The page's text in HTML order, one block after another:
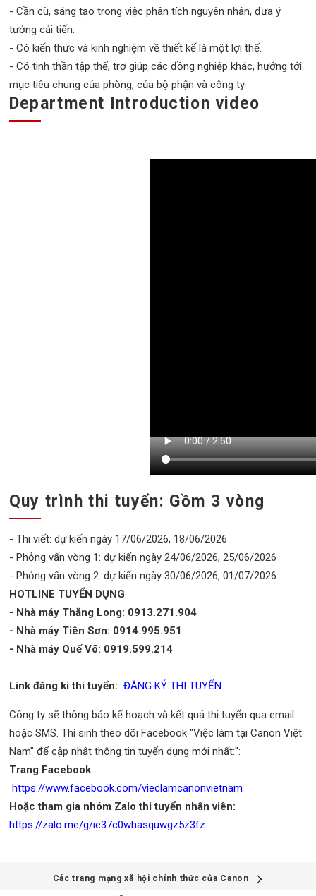
- Cần cù, sáng tạo trong việc phân tích nguyên nhân, đưa ý
tưởng cải tiến.
- Có kiến thức và kinh nghiệm về thiết kế là một lợi thế.
- Có tinh thần tập thể, trợ giúp các đồng nghiệp khác, hướng tới
mục tiêu chung của phòng, của bộ phận và công ty.
Department Introduction video
Quy trình thi tuyển: Gồm 3 vòng
- Thi viết: dự kiến ngày 17/06/2026, 18/06/2026
- Phỏng vấn vòng 1: dự kiến ngày 24/06/2026, 25/06/2026
- Phỏng vấn vòng 2: dự kiến ngày 30/06/2026, 01/07/2026
HOTLINE TUYỂN DỤNG
- Nhà máy Thăng Long: 0913.271.904
- Nhà máy Tiên Sơn: 0914.995.951
- Nhà máy Quế Võ: 0919.599.214
Link đăng kí thi tuyển: ĐĂNG KÝ THI TUYỂN
Công ty sẽ thông báo kế hoạch và kết quả thi tuyển qua email
hoặc SMS. Thí sinh theo dõi Facebook "Việc làm tại Canon Việt
Nam" để cập nhật thông tin tuyển dụng mới nhất:":
Trang Facebook
https://www.facebook.com/vieclamcanonvietnam
Hoặc tham gia nhóm Zalo thi tuyển nhân viên:
https://zalo.me/g/ie37c0whasquwgz5z3fz
Các trang mạng xã hội chính thức của Canon